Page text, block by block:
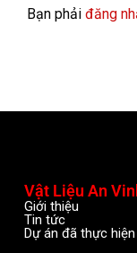
Bạn phải đăng
Vật Liệu An
Giới thiệu
Tin tức
Dự án đã thực hiện